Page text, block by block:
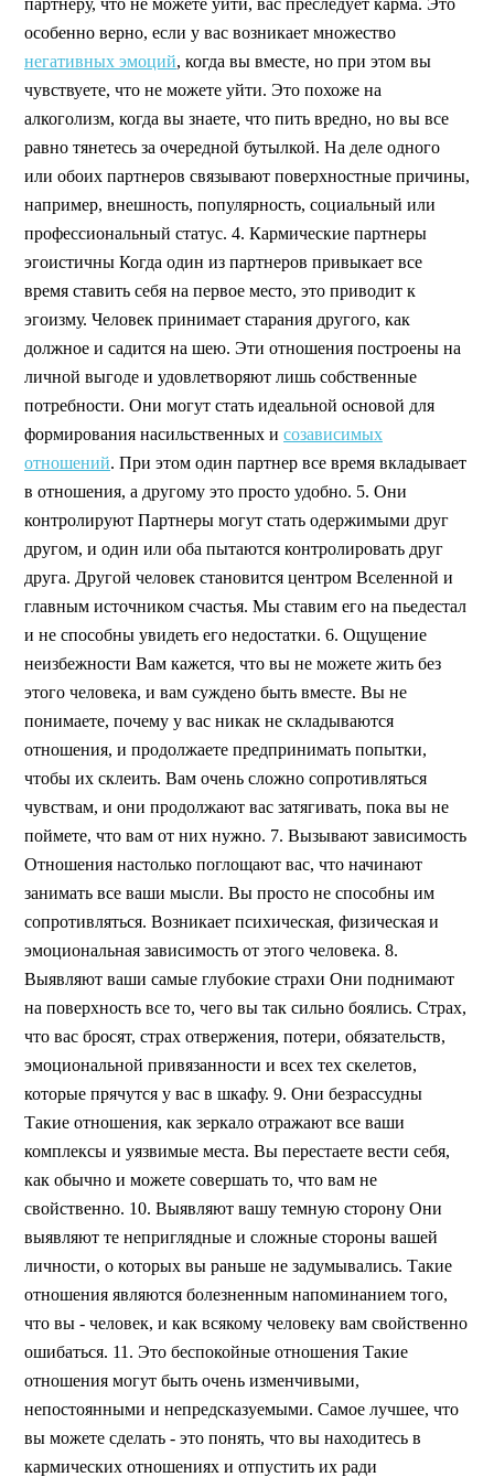
особенно верно, если у вас возникает множество
негативных эмоций, когда вы вместе, но при этом вы
чувствуете, что не можете уйти. Это похоже на
алкоголизм, когда вы знаете, что пить вредно, но вы все
равно тянетесь за очередной бутылкой. На деле одного
или обоих партнеров связывают поверхностные причины,
например, внешность, популярность, социальный или
профессиональный статус. 4. Кармические партнеры
эгоистичны Когда один из партнеров привыкает все
время ставить себя на первое место, это приводит к
эгоизму. Человек принимает старания другого, как
должное и садится на шею. Эти отношения построены на
личной выгоде и удовлетворяют лишь собственные
потребности. Они могут стать идеальной основой для
формирования насильственных и созависимых
отношений. При этом один партнер все время вкладывает
в отношения, а другому это просто удобно. 5. Они
контролируют Партнеры могут стать одержимыми друг
другом, и один или оба пытаются контролировать друг
друга. Другой человек становится центром Вселенной и
главным источником счастья. Мы ставим его на пьедестал
и не способны увидеть его недостатки. 6. Ощущение
неизбежности Вам кажется, что вы не можете жить без
этого человека, и вам суждено быть вместе. Вы не
понимаете, почему у вас никак не складываются
отношения, и продолжаете предпринимать попытки,
чтобы их склеить. Вам очень сложно сопротивляться
чувствам, и они продолжают вас затягивать, пока вы не
поймете, что вам от них нужно. 7. Вызывают зависимость
Отношения настолько поглощают вас, что начинают
занимать все ваши мысли. Вы просто не способны им
сопротивляться. Возникает психическая, физическая и
эмоциональная зависимость от этого человека. 8.
Выявляют ваши самые глубокие страхи Они поднимают
на поверхность все то, чего вы так сильно боялись. Страх,
что вас бросят, страх отвержения, потери, обязательств,
эмоциональной привязанности и всех тех скелетов,
которые прячутся у вас в шкафу. 9. Они безрассудны
Такие отношения, как зеркало отражают все ваши
комплексы и уязвимые места. Вы перестаете вести себя,
как обычно и можете совершать то, что вам не
свойственно. 10. Выявляют вашу темную сторону Они
выявляют те неприглядные и сложные стороны вашей
личности, о которых вы раньше не задумывались. Такие
отношения являются болезненным напоминанием того,
что вы - человек, и как всякому человеку вам свойственно
ошибаться. 11. Это беспокойные отношения Такие
отношения могут быть очень изменчивыми,
непостоянными и непредсказуемыми. Самое лучшее, что
вы можете сделать - это понять, что вы находитесь в
кармических отношениях и отпустить их ради